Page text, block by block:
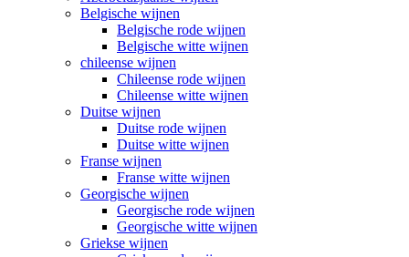
Belgische wijnen
Belgische rode wijnen
Belgische witte wijnen
chileense wijnen
Chileense rode wijnen
Chileense witte wijnen
Duitse wijnen
Duitse rode wijnen
Duitse witte wijnen
Franse wijnen
Franse witte wijnen
Georgische wijnen
Georgische rode wijnen
Georgische witte wijnen
Griekse wijnen